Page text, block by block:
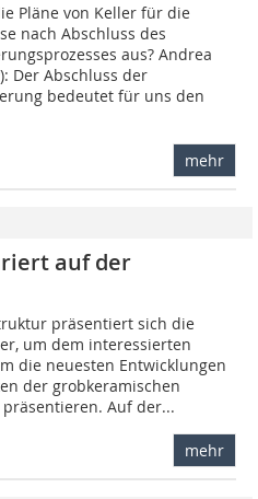
Pläne von Keller für die
nach Abschluss des
aus? Andrea
Der Abschluss der
bedeutet für uns den
mehr
auf der
präsentiert sich die
um dem interessierten
die neuesten Entwick­lungen
der grobkeramischen
Auf der...
mehr